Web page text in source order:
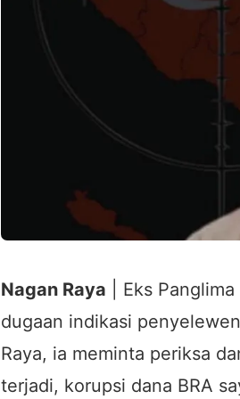
Nagan Raya | Eks
dugaan indikasi
Raya, ia meminta periksa
terjadi, korupsi dana BRA